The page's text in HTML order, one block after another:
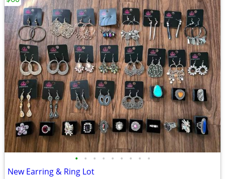
• • • • • • • • •
New Earring & Ring Lot